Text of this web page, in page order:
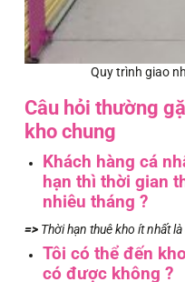
Quy trình giao
Câu hỏi thường
kho chung
Khách hàng cá
hạn thì thời gian
nhiêu tháng ?
=> Thời hạn thuê kho ít nhất
Tôi có thể đến
có được không ?